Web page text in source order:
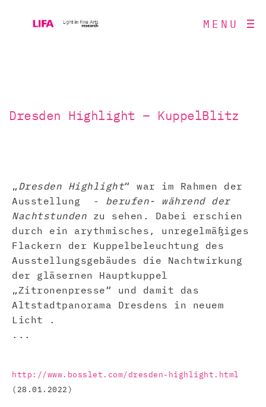
MENU
Dresden Highlight – KuppelBlitz
„Dresden Highlight“ war im Rahmen der
Ausstellung - berufen- während der
Nachtstunden zu sehen. Dabei erschien
durch ein arythmisches, unregelmäßiges
Flackern der Kuppelbeleuchtung des
Ausstellungsgebäudes die Nachtwirkung
der gläsernen Hauptkuppel
„Zitronenpresse“ und damit das
Altstadtpanorama Dresdens in neuem
Licht .
...
http://www.bosslet.com/dresden-highlight.html
(28.01.2022)